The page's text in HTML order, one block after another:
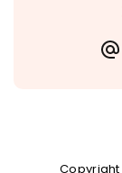
Copyright